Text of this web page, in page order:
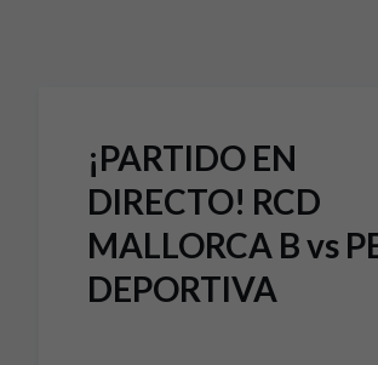
¡PARTIDO EN
DIRECTO! RCD
MALLORCA B vs
DEPORTIVA